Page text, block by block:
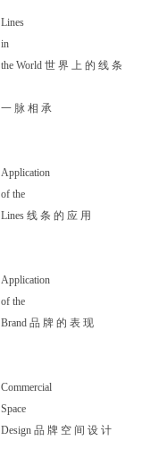
Lines
in
the World 世 界 上 的 线 条
一 脉 相 承
Application
of the
Lines 线 条 的 应 用
Application
of the
Brand 品 牌 的 表 现
Commercial
Space
Design 品 牌 空 间 设 计